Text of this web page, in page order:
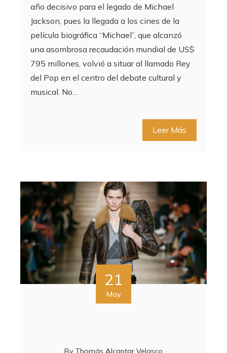
año decisivo para el legado de Michael
Jackson, pues la llegada a los cines de la
película biográfica “Michael”, que alcanzó
una asombrosa recaudación mundial de US$
795 millones, volvió a situar al llamado Rey
del Pop en el centro del debate cultural y
musical. No…
Leer Más
21
May
By Thomás Alcantar Velasco